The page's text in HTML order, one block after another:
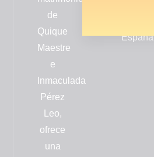
de
Quique
Maestre
e
Inmaculada
Pérez
Leo,
ofrece
una
España